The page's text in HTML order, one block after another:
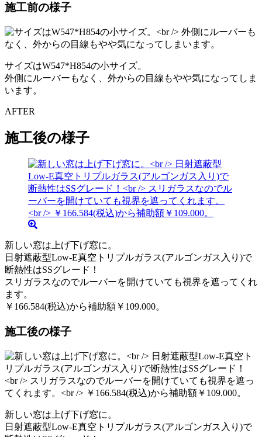
施工前の様子
サイズはW547*H854の小サイズ。
外側にルーバーもなく、外からの目線もやや気になってしま
います。
AFTER
施工後の様子
新しい窓は上げ下げ窓に。
日射遮蔽型Low-E真空トリプルガラス(アルゴンガス入り)で
断熱性はSSグレード！
スリガラスなのでルーバーを開けていても視界を遮ってくれ
ます。
￥166.584(税込)から補助額￥109.000。
施工後の様子
新しい窓は上げ下げ窓に。
日射遮蔽型Low-E真空トリプルガラス(アルゴンガス入り)で